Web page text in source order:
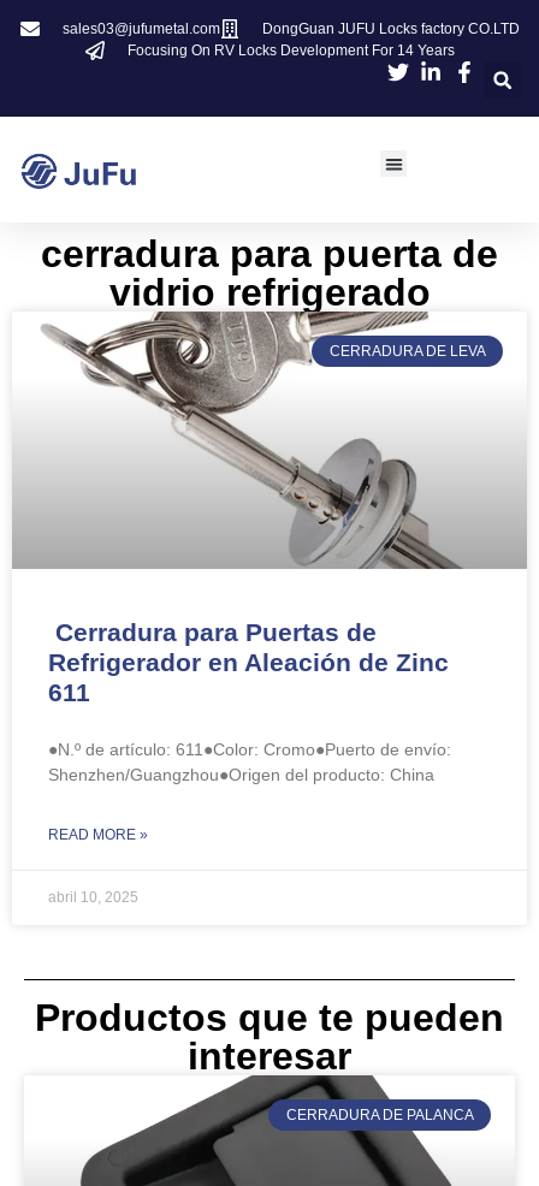
sales03@jufumetal.com
DongGuan JUFU Locks factory CO.LTD
Focusing On RV Locks Development For 14 Years
cerradura para puerta de
vidrio refrigerado
CERRADURA DE LEVA
Cerradura para Puertas de
Refrigerador en Aleación de Zinc
611
●N.º de artículo: 611●Color: Cromo●Puerto de envío:
Shenzhen/Guangzhou●Origen del producto: China
READ MORE »
abril 10, 2025
Productos que te pueden
interesar
CERRADURA DE PALANCA